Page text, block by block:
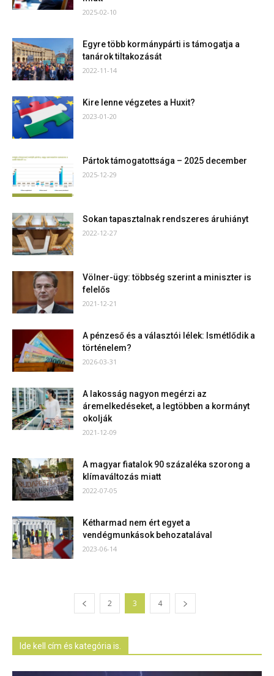
2025-02-10
Egyre több kormánypárti is támogatja a
tanárok tiltakozását
2022-11-14
Kire lenne végzetes a Huxit?
2023-01-20
Pártok támogatottsága – 2025 december
2025-12-29
Sokan tapasztalnak rendszeres áruhiányt
2022-12-27
Völner-ügy: többség szerint a miniszter is
felelős
2021-12-21
A pénzeső és a választói lélek: Ismétlődik a
történelem?
2026-03-31
A lakosság nagyon megérzi az
áremelkedéseket, a legtöbben a kormányt
okolják
2021-12-09
A magyar fiatalok 90 százaléka szorong a
klímaváltozás miatt
2022-07-05
Kétharmad nem ért egyet a
vendégmunkások behozatalával
2023-06-14
2 3 4
Ide kell cím és kategória is.